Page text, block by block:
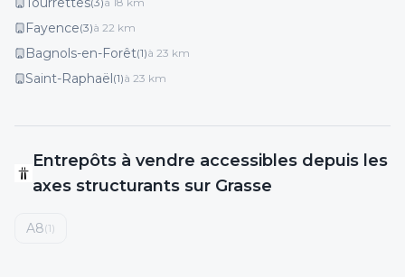
Fayence(3)à 22 km
Bagnols-en-Forêt(1)à 23 km
Saint-Raphaël(1)à 23 km
Entrepôts à vendre accessibles depuis les
axes structurants sur Grasse
A8(1)